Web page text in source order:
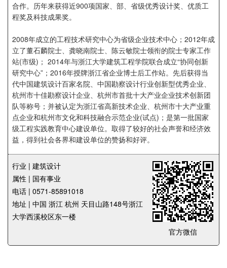
合作。历年来获得近900项国家、部、省级优秀设计奖、优质工
程奖及科技成果奖。
2008年成立的工程技术研究中心为省级企业技术中心；2012年成
立了董石麟院士、龚晓南院士、陈云敏院士领衔的院士专家工作
站(市级)； 2014年与浙江大学建筑工程学院联合成立“协同创新
研究中心”；2016年授牌浙江省企业博士后工作站。先后获得当
代中国建筑设计百家名院、中国勘察设计行业创新型优秀企业、
杭州市十佳勘察设计企业、杭州市首批十大产业企业技术创新团
队等称号；并被认定为浙江省高新技术企业、杭州市十大产业重
点企业和杭州市文化和科技融合示范企业(试点)；是第一批国家
级工程实践教育中心建设单位。取得了较好的社会声誉和经济效
益，得到社会各界和建设单位的赞扬和好评。
官方微信
行业 | 建筑设计
属性 | 国有事业
电话 | 0571-85891018
地址 | 中国 浙江 杭州 天目山路148号浙江
大学西溪校区东一楼